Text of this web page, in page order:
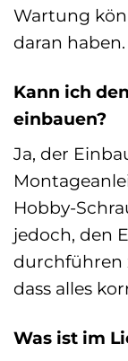
Wartung
daran haben.
Kann ich
einbauen?
Ja, der
Hobby-
jedoch, den
durchführen
dass alles
Was ist im